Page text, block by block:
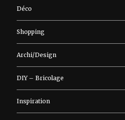
Déco
Shopping
Archi/Design
DIY – Bricolage
Inspiration